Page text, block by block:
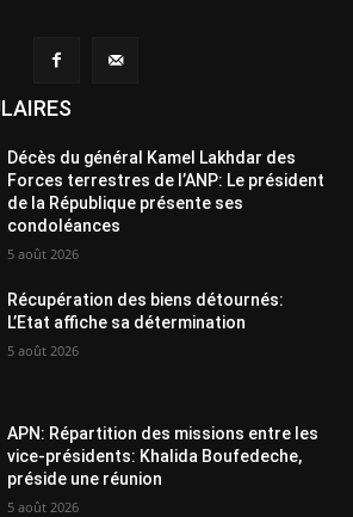
Décès du général Kamel Lakhdar des
Forces terrestres de l’ANP: Le président
de la République présente ses
condoléances
5 août 2026
Récupération des biens détournés:
L’Etat affiche sa détermination
5 août 2026
APN: Répartition des missions entre les
vice-présidents: Khalida Boufedeche,
préside une réunion
5 août 2026